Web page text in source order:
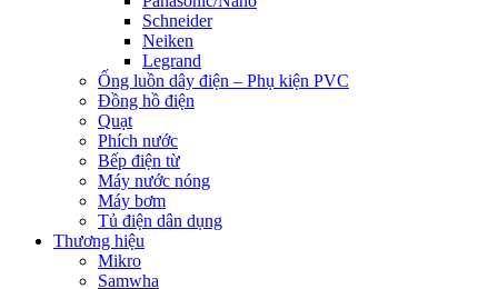
Schneider
Neiken
Legrand
Ống luồn dây điện – Phụ kiện PVC
Đồng hồ điện
Quạt
Phích nước
Bếp điện từ
Máy nước nóng
Máy bơm
Tủ điện dân dụng
Thương hiệu
Mikro
Samwha